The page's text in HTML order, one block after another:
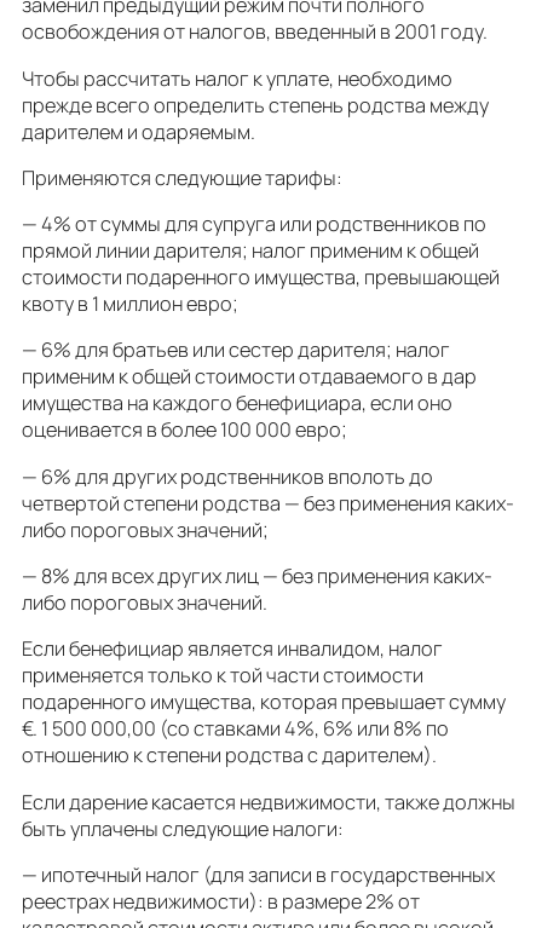
освобождения от налогов, введенный в 2001 году.
Чтобы рассчитать налог к уплате, необходимо
прежде всего определить степень родства между
дарителем и одаряемым.
Применяются следующие тарифы:
— 4% от суммы для супруга или родственников по
прямой линии дарителя; налог применим к общей
стоимости подаренного имущества, превышающей
квоту в 1 миллион евро;
— 6% для братьев или сестер дарителя; налог
применим к общей стоимости отдаваемого в дар
имущества на каждого бенефициара, если оно
оценивается в более 100 000 евро;
— 6% для других родственников вполоть до
четвертой степени родства — без применения каких-
либо пороговых значений;
— 8% для всех других лиц — без применения каких-
либо пороговых значений.
Если бенефициар является инвалидом, налог
применяется только к той части стоимости
подаренного имущества, которая превышает сумму
€. 1 500 000,00 (со ставками 4%, 6% или 8% по
отношению к степени родства с дарителем).
Если дарение касается недвижимости, также должны
быть уплачены следующие налоги:
— ипотечный налог (для записи в государственных
реестрах недвижимости): в размере 2% от